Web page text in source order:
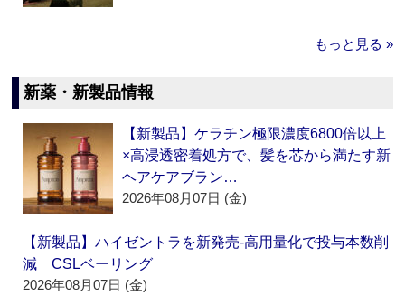
もっと見る »
新薬・新製品情報
【新製品】ケラチン極限濃度6800倍以上
×高浸透密着処方で、髪を芯から満たす新
ヘアケアブラン…
2026年08月07日 (金)
【新製品】ハイゼントラを新発売‐高用量化で投与本数削
減 CSLベーリング
2026年08月07日 (金)